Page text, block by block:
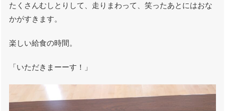
たくさんむしとりして、走りまわって、笑ったあとにはおな
かがすきます。
楽しい給食の時間。
「いただきまーーす！」